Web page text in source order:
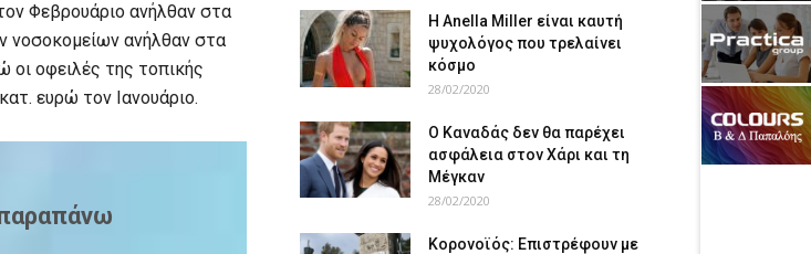
Φεβρουάριο ανήλθαν στα
νοσοκομείων ανήλθαν στα
οι οφειλές της τοπικής
ευρώ τον Ιανουάριο.
Η Anella Miller είναι καυτή
ψυχολόγος που τρελαίνει
κόσμο
28/02/2020
Ο Καναδάς δεν θα παρέχει
ασφάλεια στον Χάρι και τη
Μέγκαν
28/02/2020
Κορονοϊός: Επιστρέφουν με